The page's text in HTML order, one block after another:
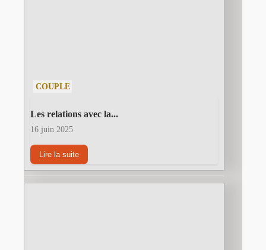
COUPLE
Les relations avec la...
16 juin 2025
Lire la suite